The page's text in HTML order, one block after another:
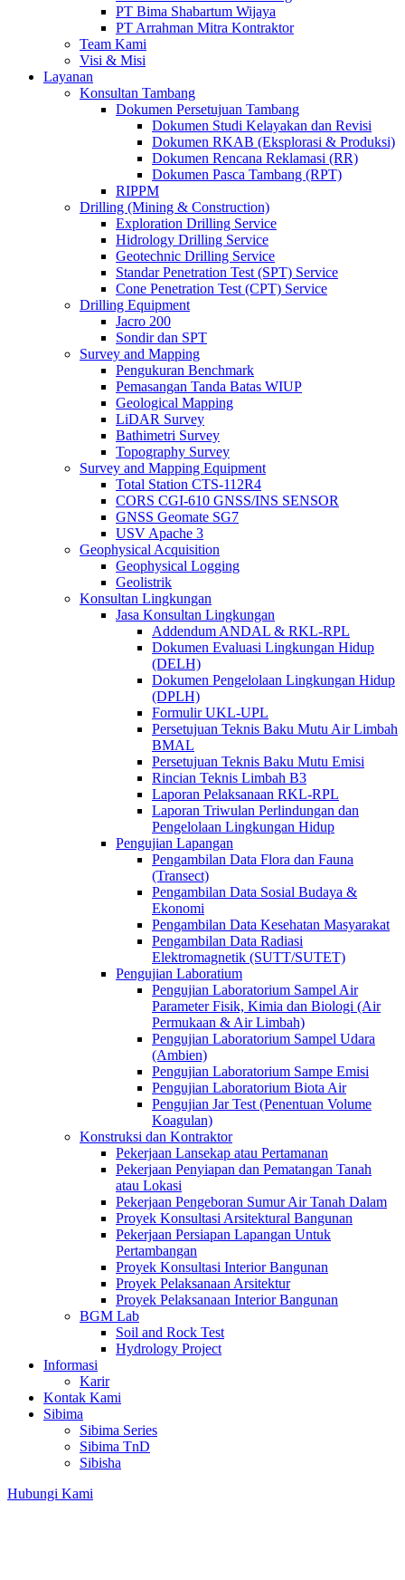
PT Bima Shabartum Wijaya
PT Arrahman Mitra Kontraktor
Team Kami
Visi & Misi
Layanan
Konsultan Tambang
Dokumen Persetujuan Tambang
Dokumen Studi Kelayakan dan Revisi
Dokumen RKAB (Eksplorasi & Produksi)
Dokumen Rencana Reklamasi (RR)
Dokumen Pasca Tambang (RPT)
RIPPM
Drilling (Mining & Construction)
Exploration Drilling Service
Hidrology Drilling Service
Geotechnic Drilling Service
Standar Penetration Test (SPT) Service
Cone Penetration Test (CPT) Service
Drilling Equipment
Jacro 200
Sondir dan SPT
Survey and Mapping
Pengukuran Benchmark
Pemasangan Tanda Batas WIUP
Geological Mapping
LiDAR Survey
Bathimetri Survey
Topography Survey
Survey and Mapping Equipment
Total Station CTS-112R4
CORS CGI-610 GNSS/INS SENSOR
GNSS Geomate SG7
USV Apache 3
Geophysical Acquisition
Geophysical Logging
Geolistrik
Konsultan Lingkungan
Jasa Konsultan Lingkungan
Addendum ANDAL & RKL-RPL
Dokumen Evaluasi Lingkungan Hidup
(DELH)
Dokumen Pengelolaan Lingkungan Hidup
(DPLH)
Formulir UKL-UPL
Persetujuan Teknis Baku Mutu Air Limbah
BMAL
Persetujuan Teknis Baku Mutu Emisi
Rincian Teknis Limbah B3
Laporan Pelaksanaan RKL-RPL
Laporan Triwulan Perlindungan dan
Pengelolaan Lingkungan Hidup
Pengujian Lapangan
Pengambilan Data Flora dan Fauna
(Transect)
Pengambilan Data Sosial Budaya &
Ekonomi
Pengambilan Data Kesehatan Masyarakat
Pengambilan Data Radiasi
Elektromagnetik (SUTT/SUTET)
Pengujian Laboratium
Pengujian Laboratorium Sampel Air
Parameter Fisik, Kimia dan Biologi (Air
Permukaan & Air Limbah)
Pengujian Laboratorium Sampel Udara
(Ambien)
Pengujian Laboratorium Sampe Emisi
Pengujian Laboratorium Biota Air
Pengujian Jar Test (Penentuan Volume
Koagulan)
Konstruksi dan Kontraktor
Pekerjaan Lansekap atau Pertamanan
Pekerjaan Penyiapan dan Pematangan Tanah
atau Lokasi
Pekerjaan Pengeboran Sumur Air Tanah Dalam
Proyek Konsultasi Arsitektural Bangunan
Pekerjaan Persiapan Lapangan Untuk
Pertambangan
Proyek Konsultasi Interior Bangunan
Proyek Pelaksanaan Arsitektur
Proyek Pelaksanaan Interior Bangunan
BGM Lab
Soil and Rock Test
Hydrology Project
Informasi
Karir
Kontak Kami
Sibima
Sibima Series
Sibima TnD
Sibisha
Hubungi Kami